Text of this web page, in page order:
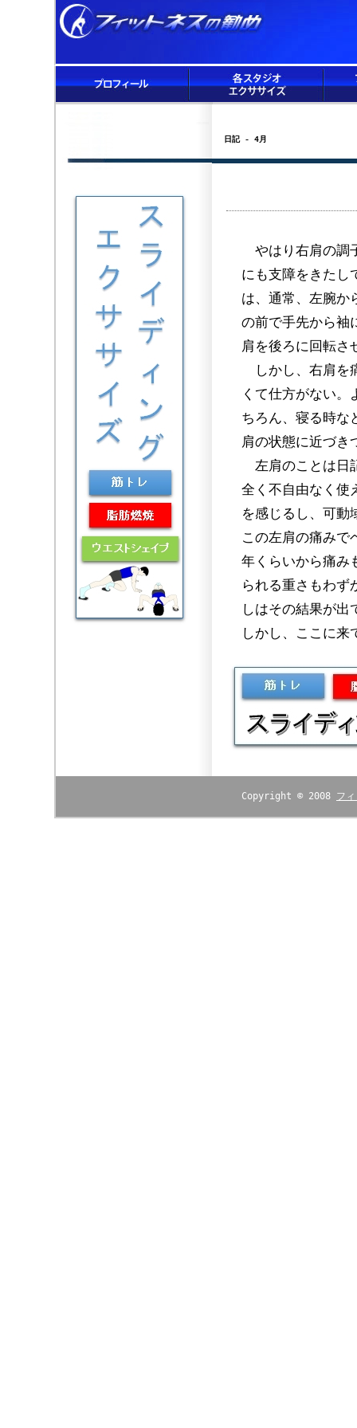
日記 - 4月
やはり右肩の調
にも支障をきたし
は、通常、左腕か
の前で手先から袖
肩を後ろに回転さ
しかし、右肩を
くて仕方がない
ちろん、寝る時な
肩の状態に近づき
左肩のことは日
全く不自由なく使
を感じるし、可動
この左肩の痛みで
年くらいから痛み
られる重さもわず
しはその結果が出
しかし、ここに来
Copyright © 2008 フ